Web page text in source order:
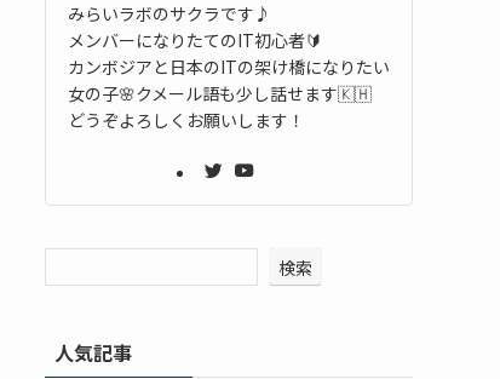
みらいラボのサクラです♪
メンバーになりたてのIT初心者🔰
カンボジアと日本のITの架け橋になりたい
女の子🌸クメール語も少し話せます🇰🇭
どうぞよろしくお願いします！
検索
人気記事